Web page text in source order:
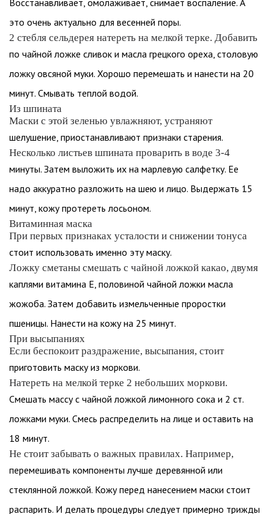
Восстанавливает, омолаживает, снимает воспаление. А
это очень актуально для весенней поры.
2 стебля сельдерея натереть на мелкой терке. Добавить
по чайной ложке сливок и масла грецкого ореха, столовую
ложку овсяной муки. Хорошо перемешать и нанести на 20
минут. Смывать теплой водой.
Из шпината
Маски с этой зеленью увлажняют, устраняют
шелушение, приостанавливают признаки старения.
Несколько листьев шпината проварить в воде 3-4
минуты. Затем выложить их на марлевую салфетку. Ее
надо аккуратно разложить на шею и лицо. Выдержать 15
минут, кожу протереть лосьоном.
Витаминная маска
При первых признаках усталости и снижении тонуса
стоит использовать именно эту маску.
Ложку сметаны смешать с чайной ложкой какао, двумя
каплями витамина Е, половиной чайной ложки масла
жожоба. Затем добавить измельченные проростки
пшеницы. Нанести на кожу на 25 минут.
При высыпаниях
Если беспокоит раздражение, высыпания, стоит
приготовить маску из моркови.
Натереть на мелкой терке 2 небольших моркови.
Смешать массу с чайной ложкой лимонного сока и 2 ст.
ложками муки. Смесь распределить на лице и оставить на
18 минут.
Не стоит забывать о важных правилах. Например,
перемешивать компоненты лучше деревянной или
стеклянной ложкой. Кожу перед нанесением маски стоит
распарить. И делать процедуры следует примерно трижды